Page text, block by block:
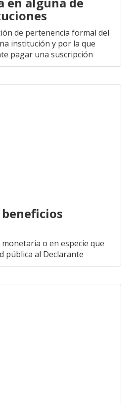
de pertenencia formal del
institución y por la que
pagar una suscripción
o en especie que
pública al Declarante